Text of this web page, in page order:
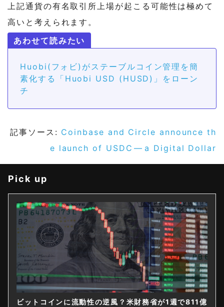
上記通貨の有名取引所上場が起こる可能性は極めて
高いと考えられます。
Huobi(フォビ)がステーブルコイン管理を簡
素化する「Huobi USD (HUSD)」をローン
チ
記事ソース: Coinbase and Circle announce th
e launch of USDC — a Digital Dollar
Pick up
ビットコインに流動性の逆風？米財務省が1週で811億